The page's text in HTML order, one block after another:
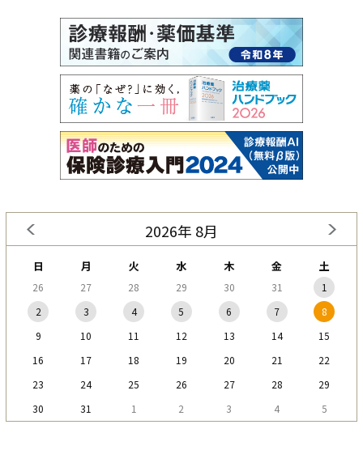
2026年 8月
日 月 火 水 木 金 土
26 27 28 29 30 31
1
2
3 4 5 6 7
8
9
10 11 12 13 14
15
16
17 18 19 20 21
22
23
24 25 26 27 28
29
30
31 1 2 3 4 5